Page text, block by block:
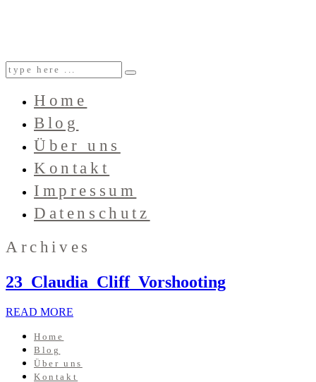
Home
Blog
Über uns
Kontakt
Impressum
Datenschutz
Archives
23_Claudia_Cliff_Vorshooting
READ MORE
Home
Blog
Über uns
Kontakt